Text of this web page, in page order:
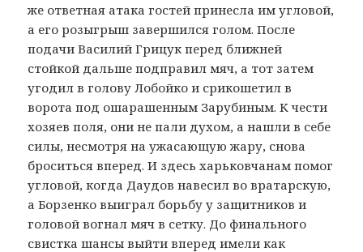
же ответная атака гостей принесла им угловой,
а его розыгрыш завершился голом. После
подачи Василий Грицук перед ближней
стойкой дальше подправил мяч, а тот затем
угодил в голову Лобойко и срикошетил в
ворота под ошарашенным Зарубиным. К чести
хозяев поля, они не пали духом, а нашли в себе
силы, несмотря на ужасающую жару, снова
броситься вперед. И здесь харьковчанам помог
угловой, когда Даудов навесил во вратарскую,
а Борзенко выиграл борьбу у защитников и
головой вогнал мяч в сетку. До финального
свистка шансы выйти вперед имели как